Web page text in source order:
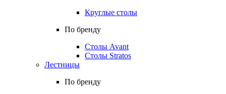
Круглые столы
По бренду
Столы Avant
Столы Stratos
Лестницы
По бренду